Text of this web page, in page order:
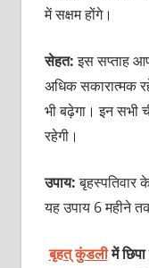
में सक्षम होंगे।
सेहत:इस सप्‍ताह
अधिक सकारात्‍मक
भी बढ़ेगा। इन सभी
रहेगी।
उपाय:बृहस्‍पतिवार
यह उपाय 6 महीने
बृहत् कुंडलीमें